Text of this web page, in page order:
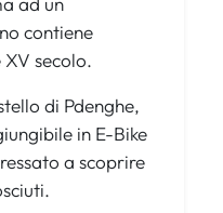
contiene
secolo.
di Pdenghe,
in E-Bike
a scoprire